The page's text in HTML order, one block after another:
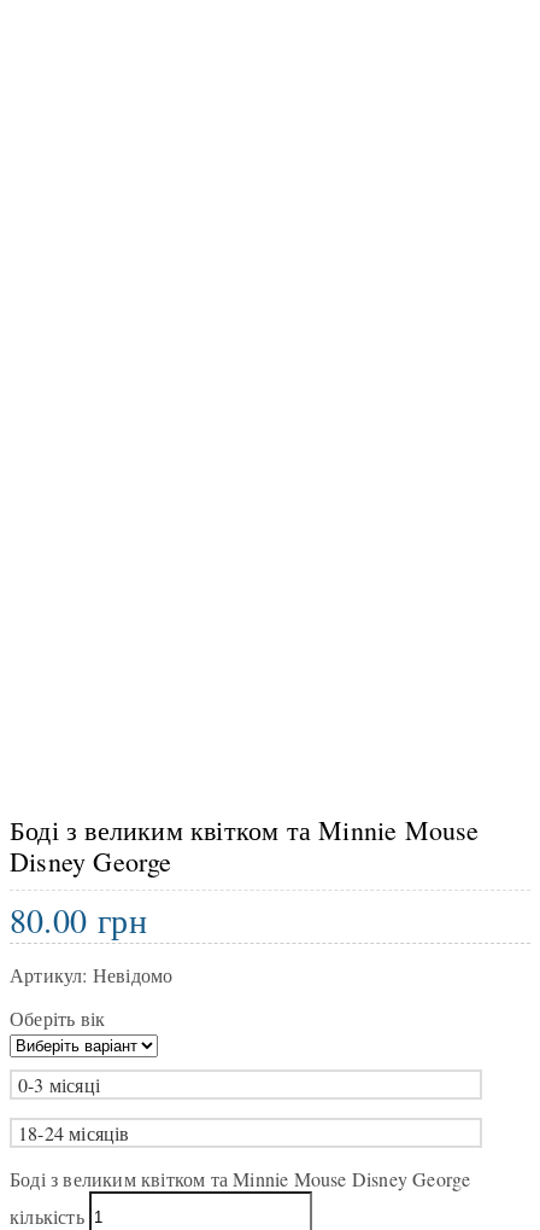
Боді з великим квітком та Minnie Mouse
Disney George
80.00грн
Артикул: Невідомо
Оберіть вік
0-3 місяці
18-24 місяців
Боді з великим квітком та Minnie Mouse Disney George
кількість